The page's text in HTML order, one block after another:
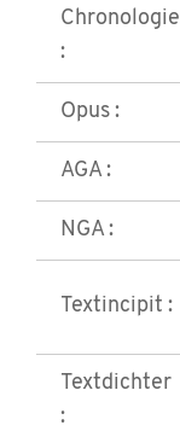
Chronologie
:
Opus :
AGA :
NGA :
Textincipit :
Textdichter
: